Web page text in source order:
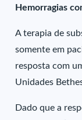
Hemorragias
A terapia de
somente em
resposta com
Unidades
Dado que a